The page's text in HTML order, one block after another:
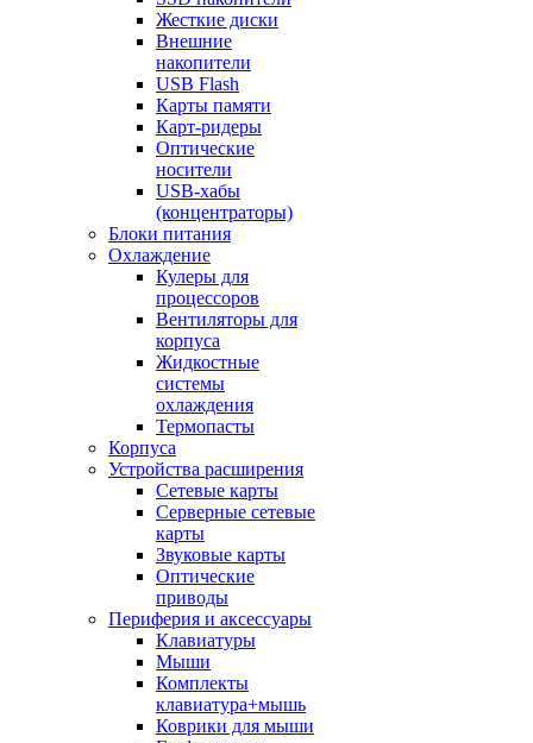
Жесткие диски
Внешние
накопители
USB Flash
Карты памяти
Карт-ридеры
Оптические
носители
USB-хабы
(концентраторы)
Блоки питания
Охлаждение
Кулеры для
процессоров
Вентиляторы для
корпуса
Жидкостные
системы
охлаждения
Термопасты
Корпуса
Устройства расширения
Сетевые карты
Серверные сетевые
карты
Звуковые карты
Оптические
приводы
Периферия и аксессуары
Клавиатуры
Мыши
Комплекты
клавиатура+мышь
Коврики для мыши